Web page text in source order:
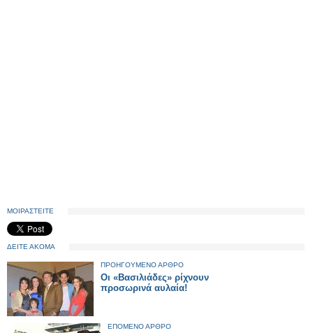
ΜΟΙΡΑΣΤΕΙΤΕ
ΔΕΙΤΕ ΑΚΟΜΑ
ΠΡΟΗΓΟΥΜΕΝΟ ΑΡΘΡΟ
Οι «Βασιλιάδες» ρίχνουν
προσωρινά αυλαία!
ΕΠΟΜΕΝΟ ΑΡΘΡΟ